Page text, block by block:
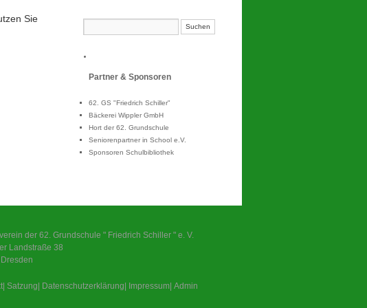
Sie
Partner & Sponsoren
62. GS "Friedrich Schiller"
Bäckerei Wippler GmbH
Hort der 62. Grundschule
Seniorenpartner in School e.V.
Sponsoren Schulbibliothek
der 62. Grundschule " Friedrich Schiller " e. V.
Landstraße 38
| Satzung Datenschutzerklärung Impressum Admin